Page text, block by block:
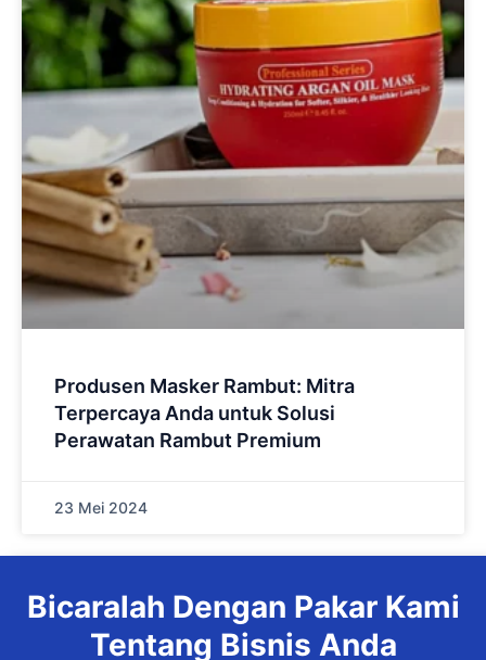
Produsen Masker Rambut: Mitra
Terpercaya Anda untuk Solusi
Perawatan Rambut Premium
23 Mei 2024
Bicaralah Dengan Pakar Kami
Tentang Bisnis Anda